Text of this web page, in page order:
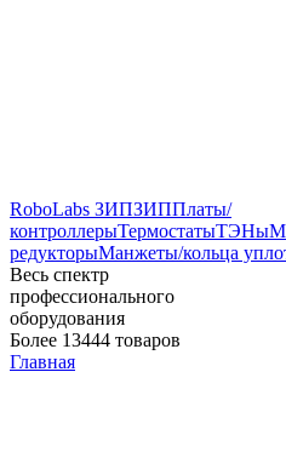
RoboLabs ЗИПЗИППлаты/
контроллерыТермостатыТЭНы
редукторыМанжеты/кольца
Весь спектр
профессионального
оборудования
Более 13444 товаров
Главная